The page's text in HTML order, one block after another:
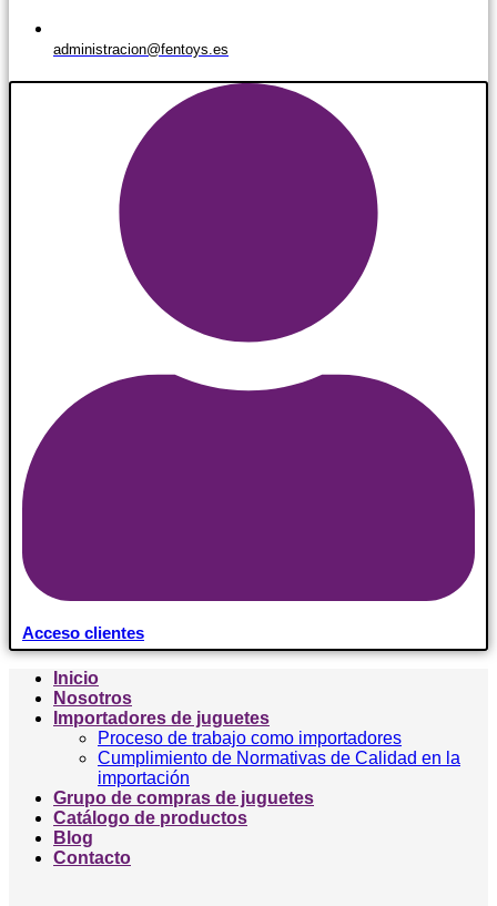
administracion@fentoys.es
Acceso clientes
Inicio
Nosotros
Importadores de juguetes
Proceso de trabajo como importadores
Cumplimiento de Normativas de Calidad en la
importación
Grupo de compras de juguetes
Catálogo de productos
Blog
Contacto